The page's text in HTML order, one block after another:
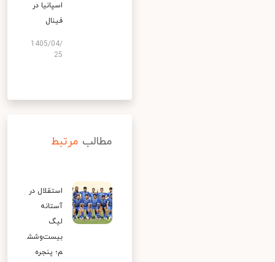
اسپانیا در
فینال
1405/04/
25
مطالب مرتبط
استقلال در
آستانه
لیگ
بیست‌وشش
م؛ پنجره